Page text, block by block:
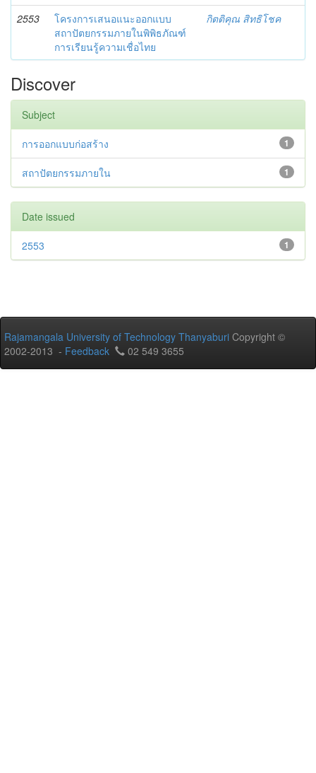
2553
โครงการเสนอแนะออกแบบ
สถาปัตยกรรมภายในพิพิธภัณฑ์
การเรียนรู้ความเชื่อไทย
กิตติคุณ สิทธิโชค
Discover
Subject
1
การออกแบบก่อสร้าง
1
สถาปัตยกรรมภายใน
Date issued
1
2553
Rajamangala University of Technology Thanyaburi Copyright ©
2002-2013 - Feedback 02 549 3655